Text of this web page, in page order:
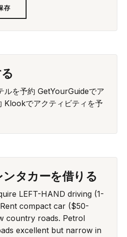
存
ルを予約 GetYourGuideでア
Klookでアクティビティを予
タカーを借りる
LEFT-HAND driving (1-
compact car ($50-
country roads. Petrol
excellent but narrow in